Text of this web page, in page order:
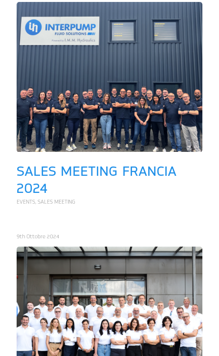
SALES MEETING FRANCIA
2024
EVENTS, SALES MEETING
9th Ottobre 2024